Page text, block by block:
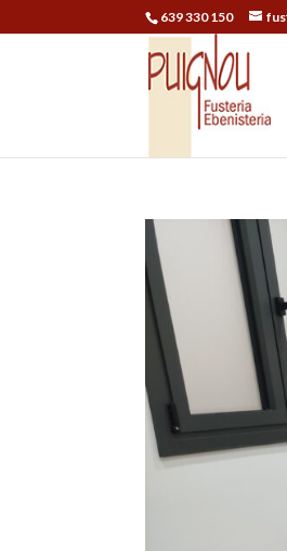
639 330 150